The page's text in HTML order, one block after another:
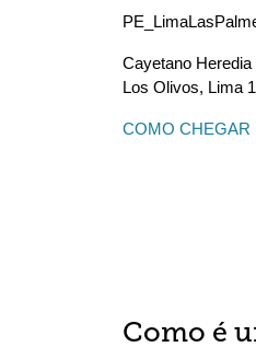
Cayetano Heredia
Los Olivos, Lima
COMO CHEGAR
Como é